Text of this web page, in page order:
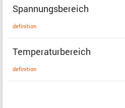
Spannungs­be­reich
defini­tion
Tempe­ra­tur­be­reich
defini­tion